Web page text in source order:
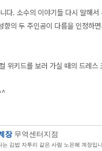
다. 소수의 이야기들 다시 말해
의 두 주인공이 다름을 인정하
위키드를 보러 가실 때의 드레
장무역센터지점
김밥 자투리 같은 사람 노은혜 계장입